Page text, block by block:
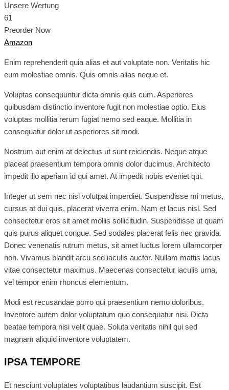
Unsere Wertung
61
Preorder Now
Amazon
Enim reprehenderit quia alias et aut voluptate non. Veritatis hic
eum molestiae omnis. Quis omnis alias neque et.
Voluptas consequuntur dicta omnis quis cum. Asperiores
quibusdam distinctio inventore fugit non molestiae optio. Eius
voluptas mollitia rerum fugiat nemo sed eaque. Mollitia in
consequatur dolor ut asperiores sit modi.
Nostrum aut enim at delectus ut sunt reiciendis. Neque atque
placeat praesentium tempora omnis dolor ducimus. Architecto
impedit illo aperiam id qui amet. At impedit nobis eveniet qui.
Integer ut sem nec nisl volutpat imperdiet. Suspendisse mi metus,
cursus at dui quis, placerat viverra enim. Nam et lacus nisl. Sed
consectetur eros sit amet mollis sollicitudin. Suspendisse ut quam
quis purus aliquet congue. Sed sodales placerat felis nec gravida.
Donec venenatis rutrum metus, sit amet luctus lorem ullamcorper
non. Vivamus blandit arcu sed iaculis auctor. Nullam mattis lacus
vitae consectetur maximus. Maecenas consectetur iaculis urna,
vel tempor enim rhoncus elementum.
Modi est recusandae porro qui praesentium nemo doloribus.
Inventore autem dolor voluptatum quo consequatur nisi. Dicta
beatae tempora nisi velit quae. Soluta veritatis nihil qui sed
magnam aliquid inventore voluptatem.
IPSA TEMPORE
Et nesciunt voluptates voluptatibus laudantium suscipit. Est